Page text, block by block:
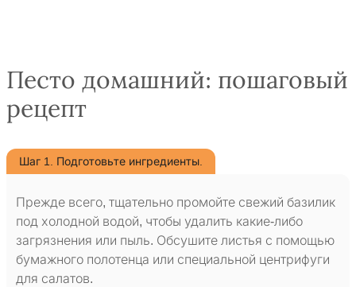
Песто домашний: пошаговый
рецепт
Шаг 1. Подготовьте ингредиенты.
Прежде всего, тщательно промойте свежий базилик
под холодной водой, чтобы удалить какие-либо
загрязнения или пыль. Обсушите листья с помощью
бумажного полотенца или специальной центрифуги
для салатов.